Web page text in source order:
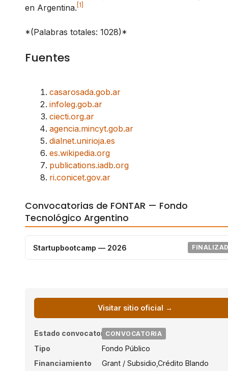
en Argentina. [1]
*(Palabras totales: 1028)*
Fuentes
casarosada.gob.ar
infoleg.gob.ar
ciecti.org.ar
agencia.mincyt.gob.ar
dialnet.unirioja.es
es.wikipedia.org
publications.iadb.org
ri.conicet.gov.ar
Convocatorias de FONTAR — Fondo
Tecnológico Argentino
Startupbootcamp — 2026
Visitar sitio oficial →
Estado convocatoriaCONVOCATORIA
Tipo
Fondo Público
Financiamiento
Grant / Subsidio,Crédito Blando